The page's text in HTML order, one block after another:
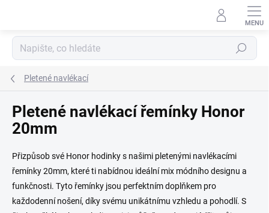
Hledat
Pletené navlékací
Pletené navlékací řemínky Honor
20mm
Přizpůsob své Honor hodinky s našimi pletenými navlékacími
řemínky 20mm, které ti nabídnou ideální mix módního designu a
funkčnosti. Tyto řemínky jsou perfektním doplňkem pro
každodenní nošení, díky svému unikátnímu vzhledu a pohodlí. S